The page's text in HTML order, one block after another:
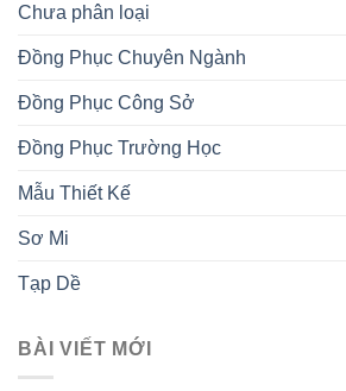
Chưa phân loại
Đồng Phục Chuyên Ngành
Đồng Phục Công Sở
Đồng Phục Trường Học
Mẫu Thiết Kế
Sơ Mi
Tạp Dề
BÀI VIẾT MỚI